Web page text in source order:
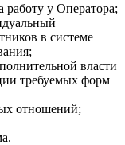
работу у Оператора;
в системе
власти
требуемых форм
отношений;